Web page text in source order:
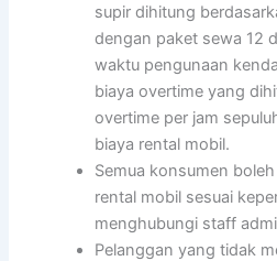
supir dihitung
dengan paket sewa 12
waktu pengunaan
biaya overtime yang
overtime per jam
biaya rental mobil.
Semua konsumen
rental mobil sesuai
menghubungi staff
Pelanggan yang tidak